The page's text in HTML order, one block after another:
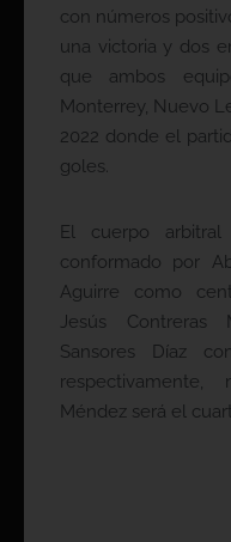
con números
una victoria y dos
que ambos
Monterrey, Nuevo
2022 donde el
goles.
El cuerpo
conformado por
Aguirre como
Jesús Contreras
Sansores Díaz
Méndez será el